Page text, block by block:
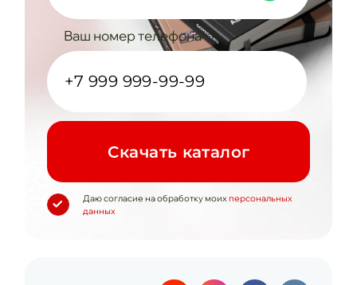
Ваш номер телефона
Cкачать каталог
Даю согласие на обработку моих персональных
данных